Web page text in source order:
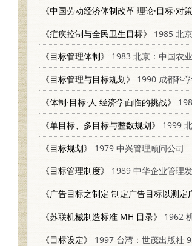
《中国劳动经济体制改革 理论·目标·对策
《疟疾控制与全民卫生目标》
1985 北京：人民卫生
《目标管理体制》
1983 北京：中国农业机械出版
《目标管理与目标规划》
1990 成都科学技术大学出版
《体制·目标·人 经济学面临的挑战》
1986 哈尔滨
《单目标、多目标与整数规划》
1999 北京：清华大
《目标规划》
1979 中兴管理顾问公司
《目标管理制度》
1989 中华企业管理
《苏联机械制造标准 МН 目录》
1962 机
《目标设定》
1997 台湾：世茂出版社